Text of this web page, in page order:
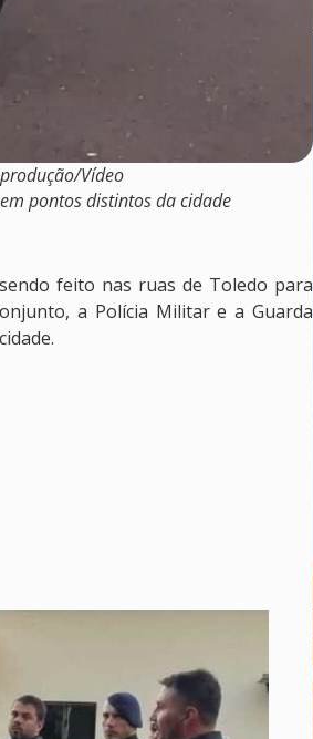
Vídeo
pontos distintos da cidade
feito nas ruas de Toledo para
a Polícia Militar e a Guarda